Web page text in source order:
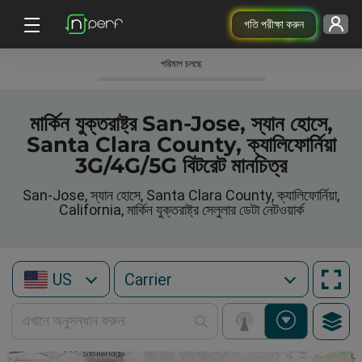
গতি পরীক্ষা করুন
পরিমাপ চলছে
মার্কিন যুক্তরাষ্ট্র San-Jose, স্যান হোসে,
Santa Clara County, ক্যালিফোর্নিয়া
3G/4G/5G বিটরেট মানচিত্র
San-Jose, স্যান হোসে, Santa Clara County, ক্যালিফোর্নিয়া,
California, মার্কিন যুক্তরাষ্ট্র সেলুলার ডেটা নেটওয়ার্ক
US